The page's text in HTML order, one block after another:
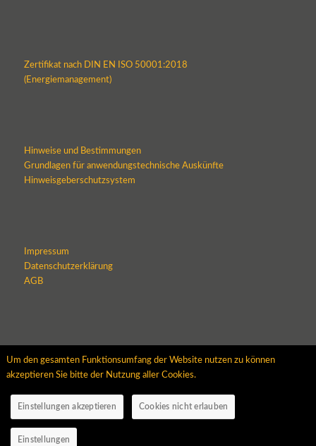
Zertifikat nach DIN EN ISO 50001:2018
(Energiemanagement)
Hinweise und Bestimmungen
Grundlagen für anwendungstechnische Auskünfte
Hinweisgeberschutzsystem
Impressum
Datenschutzerklärung
AGB
Um den gesamten Funktionsumfang der Website nutzen zu können
akzeptieren Sie bitte der Nutzung aller Cookies.
Einstellungen akzeptieren Cookies nicht erlauben
Einstellungen